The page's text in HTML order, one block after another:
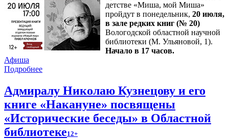
детстве «Миша, мой Миша»
пройдут в понедельник, 20 июля,
в зале редких книг (№ 20)
Вологодской областной научной
библиотеки (М. Ульяновой, 1).
Начало в 17 часов.
Афиша
Подробнее
Адмиралу Николаю Кузнецову и его
книге «Накануне» посвящены
«Исторические беседы» в Областной
библиотеке12+